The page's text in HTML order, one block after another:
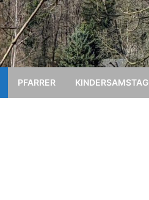
PFARRER KINDERSAMSTAG